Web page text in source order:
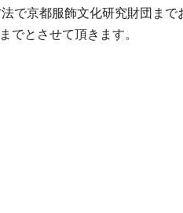
で京都服飾文化研究財団まで
でとさせて頂きます。